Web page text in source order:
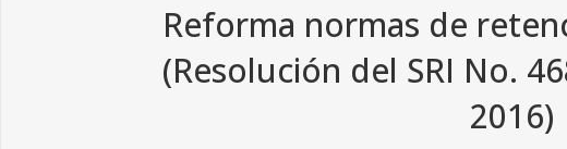
Reforma normas de
(Resolución del SRI No.
2016)